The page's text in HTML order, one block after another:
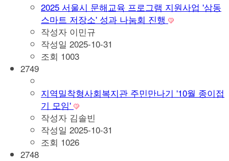
2025 서울시 문해교육 프로그램 지원사업 '삼동
스마트 저장소' 성과 나눔회 진행
작성자 이민규
작성일 2025-10-31
조회 1003
2749
지역밀착형사회복지관 주민만나기 '10월 종이접
기 모임'
작성자 김솔빈
작성일 2025-10-31
조회 1026
2748